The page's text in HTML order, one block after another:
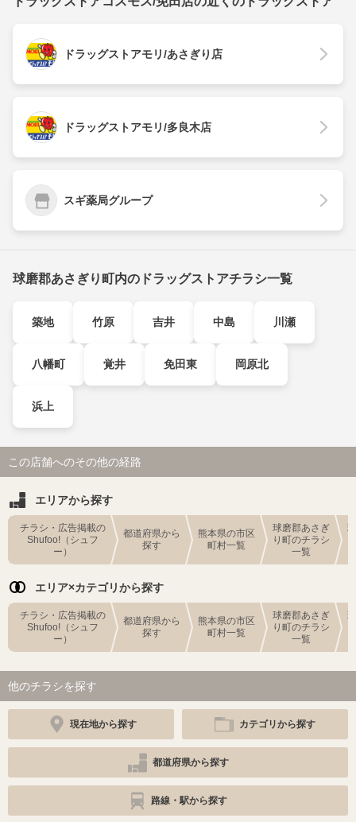
ドラッグストアモリ/あさぎり店
ドラッグストアモリ/多良木店
スギ薬局グループ
球磨郡あさぎり町内のドラッグストアチラシ一覧
築地 竹原 吉井 中島 川瀬
八幡町 覚井 免田東 岡原北
浜上
この店舗へのその他の経路
エリアから探す
チラシ・広告掲載の
Shufoo!（シュフ
ー）
都道府県から
探す
熊本県の市区
町村一覧
球磨郡あさぎ
り町のチラシ
一覧
エリア×カテゴリから探す
チラシ・広告掲載の
Shufoo!（シュフ
ー）
都道府県から
探す
熊本県の市区
町村一覧
球磨郡あさぎ
り町のチラシ
一覧
他のチラシを探す
現在地から探す カテゴリから探す
都道府県から探す
路線・駅から探す